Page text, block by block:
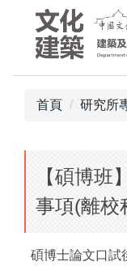
首頁 研究所
【碩博班
事項(離校
碩博士論文口試